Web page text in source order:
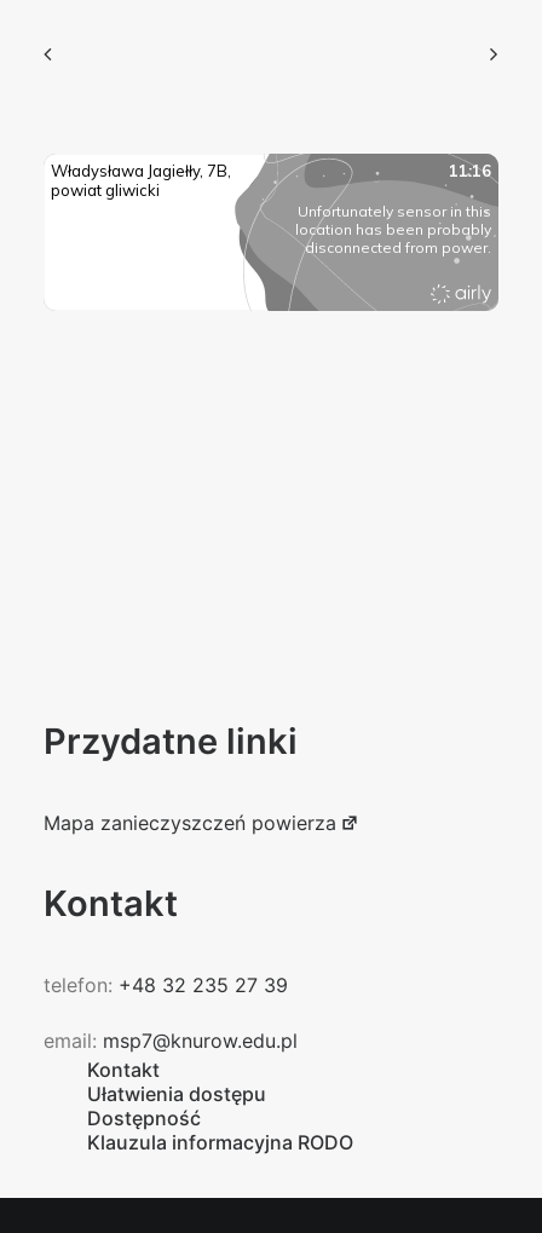
Przydatne linki
Mapa zanieczyszczeń powierza
Kontakt
telefon: +48 32 235 27 39
email: msp7@knurow.edu.pl
Kontakt
Ułatwienia dostępu
Dostępność
Klauzula informacyjna RODO